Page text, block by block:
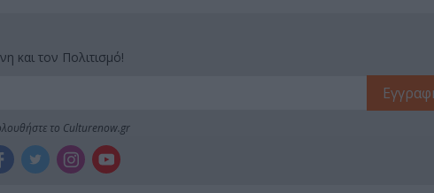
και τον Πολιτισμό!
το Culturenow.gr